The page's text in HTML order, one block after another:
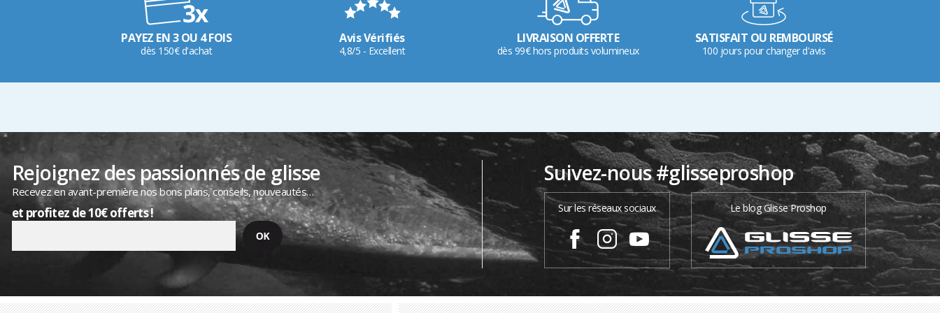
PAYEZ EN 3 OU 4 FOIS
dès 150€ d'achat
Avis Vérifiés
4,8/5 - Excellent
LIVRAISON OFFERTE
dès 99€ hors produits volumineux
SATISFAIT OU REMBOURSÉ
100 jours pour changer d'avis
Rejoignez des passionnés de glisse
Recevez en avant-première nos bons plans, conseils, nouveautés…
et profitez de 10€ offerts !
Suivez-nous #glisseproshop
Sur les réseaux sociaux Le blog Glisse Proshop